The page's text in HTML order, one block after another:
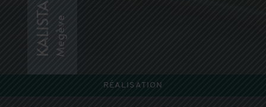
KALISTAMegève
RÉALISATION